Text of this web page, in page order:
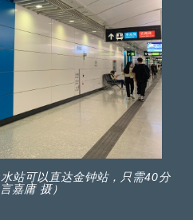
站可以直达金钟站，只需40分
嘉庸 摄）